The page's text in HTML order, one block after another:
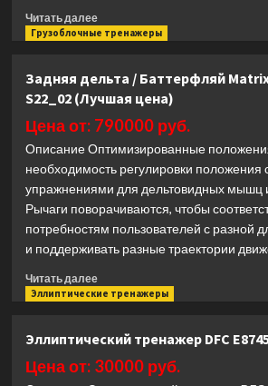
Читать далееПрочитать
больше
с
4
весовыми
стеками
Kraft
Fitness
KFMJ4
(Лучшая
Грузоблочные тренажеры
Задняя дельта / Баттерфляй
S22_02 (Лучшая цена)
Цена от: 790000 руб.
Описание Оптимизированные
необходимость регулировки положения
упражнениями для дельтовидных мышц
Рычаги поворачиваются, чтобы
потребностям пользователей с разной
и поддерживать разные траектории
Читать далееПрочитать
больше
дельта
/
Баттерфляй
Эллиптические тренажеры
Эллиптический тренажер DFC
Цена от: 30000 руб.